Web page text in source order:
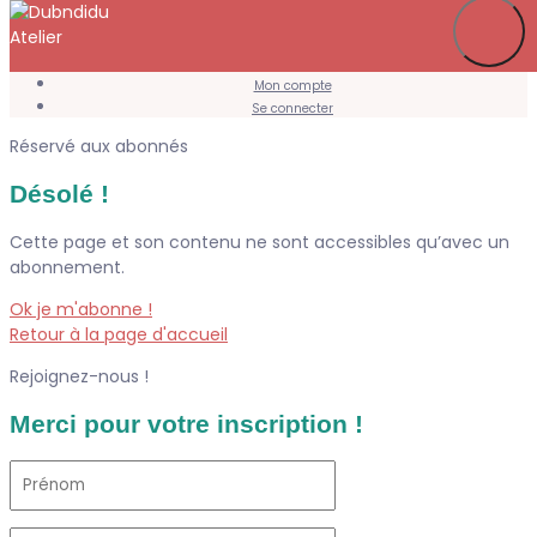
Mon compte
Se connecter
Réservé aux abonnés
Désolé !
Cette page et son contenu ne sont accessibles qu’avec un
abonnement.
Ok je m'abonne !
Retour à la page d'accueil
Rejoignez-nous !
Merci pour votre inscription !